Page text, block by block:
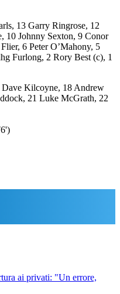
13 Garry Ringrose, 12
10 Johnny Sexton, 9 Conor
6 Peter O’Mahony, 5
Furlong, 2 Rory Best (c), 1
Kilcoyne, 18 Andrew
21 Luke McGrath, 22
ai privati: "Un errore,